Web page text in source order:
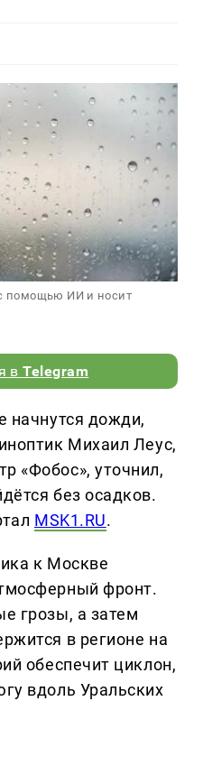
помощью ИИ и носит
вTelegram
начнутся дожди,
Михаил Леус,
«Фобос», уточнил,
без осадков.
MSK1.RU.
к Москве
фронт.
грозы, а затем
в регионе на
обеспечит циклон,
вдоль Уральских